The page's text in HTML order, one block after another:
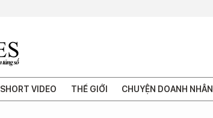
SHORT VIDEO THẾ GIỚI CHUYỆN DOANH NHÂN